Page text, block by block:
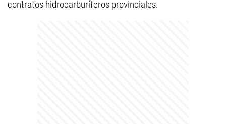
contratos hidrocarburíferos provinciales.